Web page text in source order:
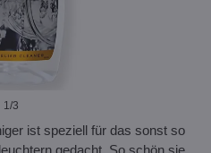
1 /3
ist speziell für das sonst so
gedacht. So schön sie